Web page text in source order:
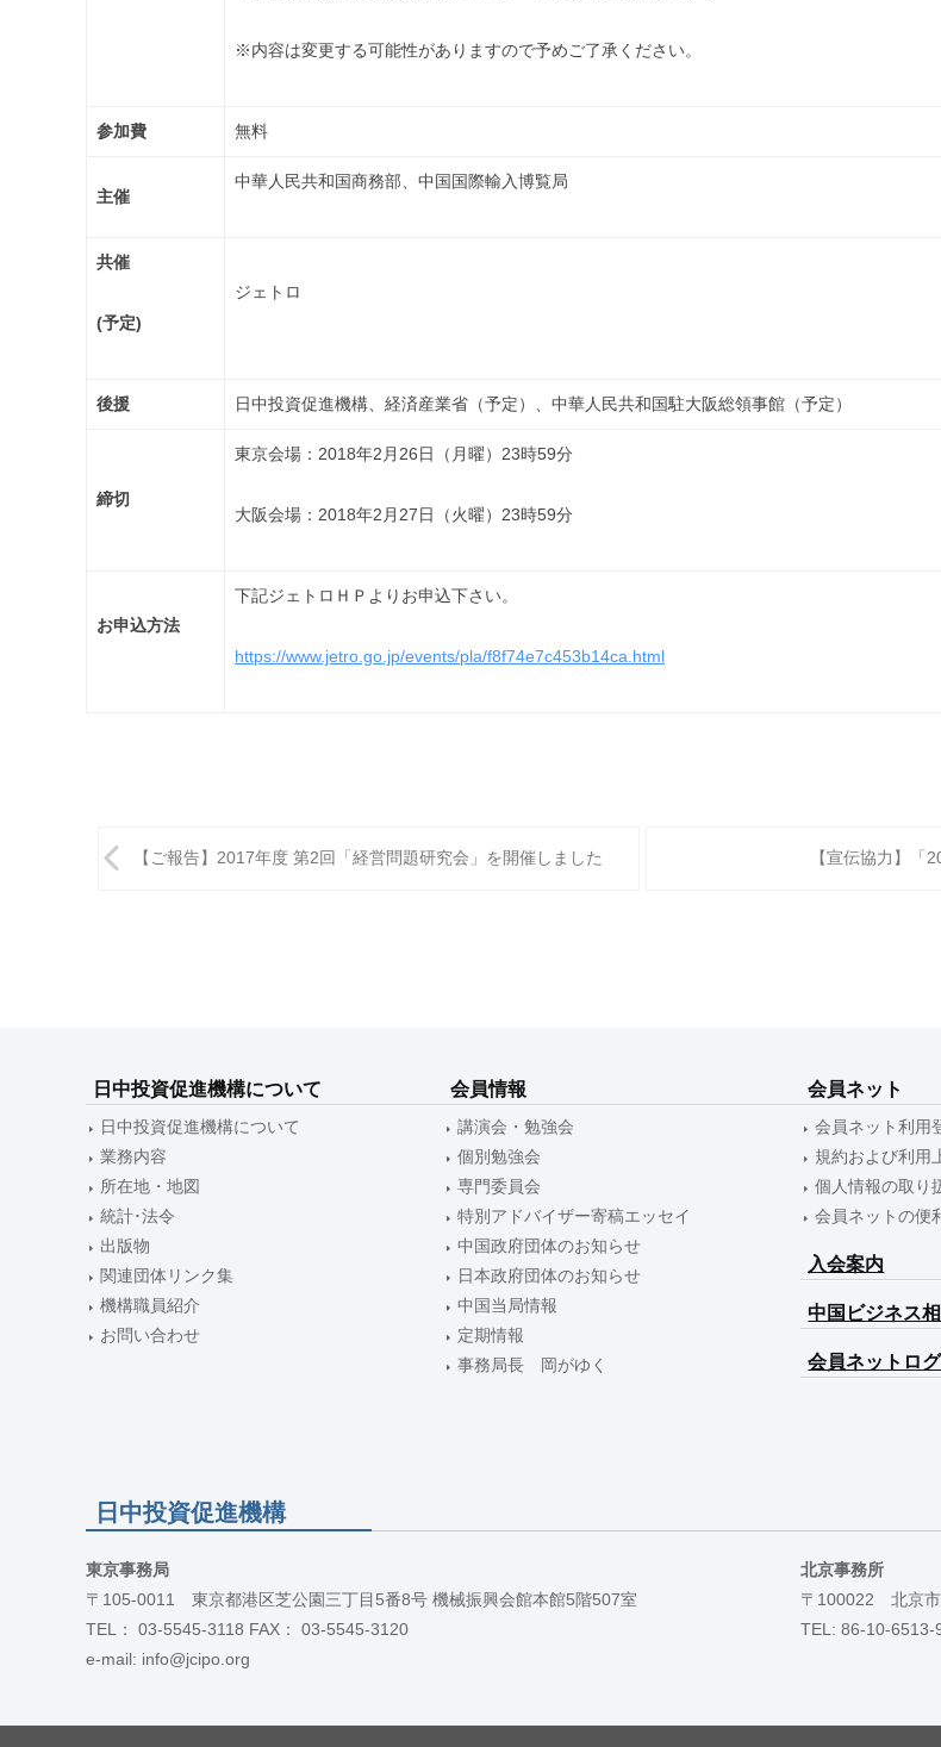
※内容は変更する可能性がありますので予めご了承ください。
参加費 無料
主催
中華人民共和国商務部、中国国際輸入博覧局
共催
(予定)
ジェトロ
後援 日中投資促進機構、経済産業省（予定）、中華人民共和国駐大阪総領事館（予定）
締切
東京会場：2018年2月26日（月曜）23時59分
大阪会場：2018年2月27日（火曜）23時59分
お申込方法
下記ジェトロＨＰよりお申込下さい。
https://www.jetro.go.jp/events/pla/f8f74e7c453b14ca.html
投
シ
ョ
ン
【ご報告】2017年度 第2回「経営問題研究会」を開催しました 【宣伝協力】「
日中投資促進機構について
日中投資促進機構について
業務内容
所在地・地図
統計･法令
出版物
関連団体リンク集
機構職員紹介
お問い合わせ
会員情報
講演会・勉強会
個別勉強会
専門委員会
特別アドバイザー寄稿エッセイ
中国政府団体のお知らせ
日本政府団体のお知らせ
中国当局情報
定期情報
事務局長 岡がゆく
会員ネット
会員ネット利用
規約および利用
個人情報の取り
会員ネットの便
入会案内
中国ビジネス
会員ネットロ
日中投資促進機構
東京事務局
〒105-0011 東京都港区芝公園三丁目5番8号 機械振興会館本館5階507室
TEL： 03-5545-3118 FAX： 03-5545-3120
e-mail: info@jcipo.org
北京事務所
〒100022 北京市
TEL: 86-10-6513-